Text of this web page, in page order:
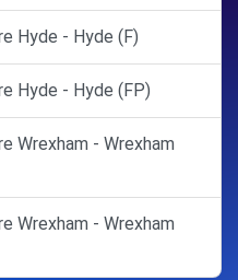
Hyde - Hyde (F)
Hyde - Hyde (FP)
Wrexham - Wrexham
Wrexham - Wrexham